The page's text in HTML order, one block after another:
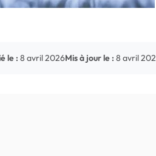
le : 8 avril 2026Mis à jour le : 8 avril